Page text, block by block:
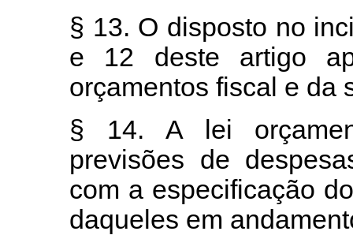
§ 13. O disposto no
e 12 deste artigo
orçamentos fiscal e da
§ 14. A lei
previsões de
com a especificação
daqueles em